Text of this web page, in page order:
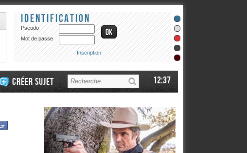
Identification
Pseudo
Mot de passe
Inscription
Créer sujet 12:37